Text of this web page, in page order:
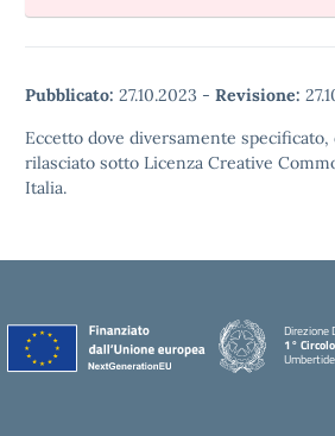
Pubblicato: 27.10.2023 - Revisione:
Eccetto dove diversamente
rilasciato sotto Licenza Creative
Italia.
Direzione
1°